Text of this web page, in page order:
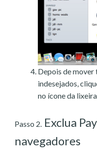
Depois de mover
indesejados,
no ícone da
Passo 2. Exclua
navegadores